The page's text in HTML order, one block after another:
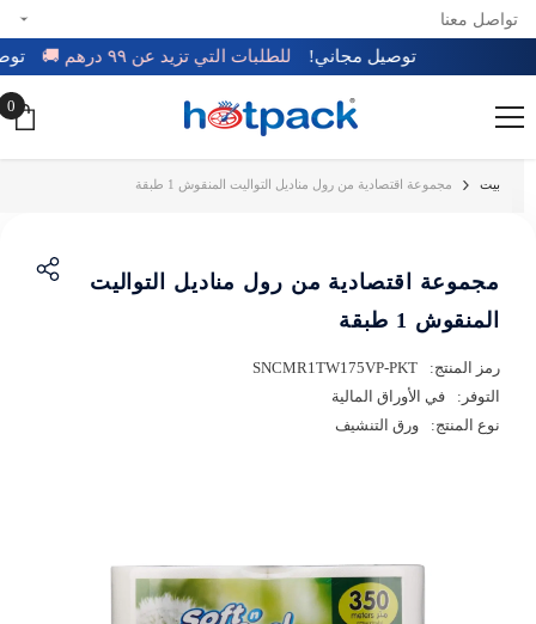
تخطي إلى المحتوى
تواصل معنا
توصيل مجاني! للطلبات التي تزيد عن ٩٩ درهم 🚚
0
0
بيت مجموعة اقتصادية من رول مناديل التواليت المنقوش 1 طبقة
مجموعة اقتصادية من رول مناديل التواليت
المنقوش 1 طبقة
رمز المنتج:
SNCMR1TW175VP-PKT
التوفر:
في الأوراق المالية
نوع المنتج:
ورق التنشيف